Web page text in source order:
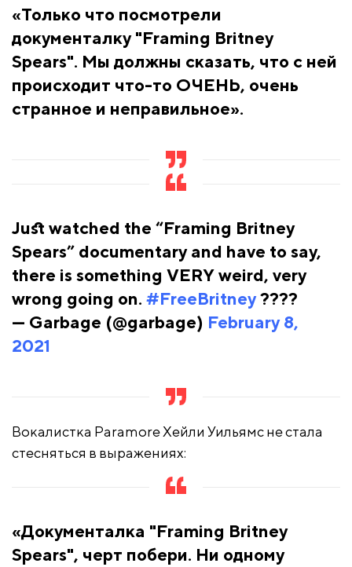
«Только что посмотрели
документалку "Framing Britney
Spears". Мы должны сказать, что с ней
происходит что-то ОЧЕНЬ, очень
странное и неправильное».
Just watched the “Framing Britney
Spears” documentary and have to say,
there is something VERY weird, very
wrong going on. #FreeBritney????
— Garbage (@garbage) February 8,
2021
Вокалистка Paramore Хейли Уильямс не стала
стесняться в выражениях:
«Документалка "Framing Britney
Spears", черт побери. Ни одному